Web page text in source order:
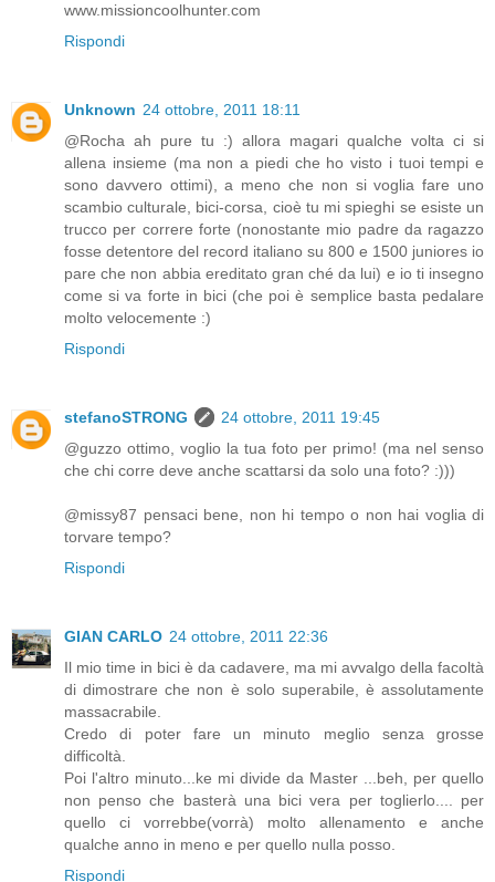
www.missioncoolhunter.com
Rispondi
Unknown 24 ottobre, 2011 18:11
@Rocha ah pure tu :) allora magari qualche volta ci si
allena insieme (ma non a piedi che ho visto i tuoi tempi e
sono davvero ottimi), a meno che non si voglia fare uno
scambio culturale, bici-corsa, cioè tu mi spieghi se esiste un
trucco per correre forte (nonostante mio padre da ragazzo
fosse detentore del record italiano su 800 e 1500 juniores io
pare che non abbia ereditato gran ché da lui) e io ti insegno
come si va forte in bici (che poi è semplice basta pedalare
molto velocemente :)
Rispondi
stefanoSTRONG
24 ottobre, 2011 19:45
@guzzo ottimo, voglio la tua foto per primo! (ma nel senso
che chi corre deve anche scattarsi da solo una foto? :)))
@missy87 pensaci bene, non hi tempo o non hai voglia di
torvare tempo?
Rispondi
GIAN CARLO 24 ottobre, 2011 22:36
Il mio time in bici è da cadavere, ma mi avvalgo della facoltà
di dimostrare che non è solo superabile, è assolutamente
massacrabile.
Credo di poter fare un minuto meglio senza grosse
difficoltà.
Poi l'altro minuto...ke mi divide da Master ...beh, per quello
non penso che basterà una bici vera per toglierlo.... per
quello ci vorrebbe(vorrà) molto allenamento e anche
qualche anno in meno e per quello nulla posso.
Rispondi